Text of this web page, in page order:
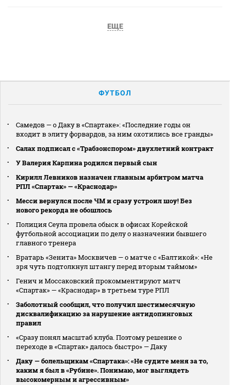
ЕЩЕ
ФУТБОЛ
Самедов — о Даку в «Спартаке»: «Последние годы он
входит в элиту форвардов, за ним охотились все гранды»
Салах подписал с «Трабзонспором» двухлетний контракт
У Валерия Карпина родился первый сын
Кирилл Левников назначен главным арбитром матча
РПЛ «Спартак» — «Краснодар»
Месси вернулся после ЧМ и сразу устроил шоу! Без
нового рекорда не обошлось
Полиция Сеула провела обыск в офисах Корейской
футбольной ассоциации по делу о назначении бывшего
главного тренера
Вратарь «Зенита» Москвичев — о матче с «Балтикой»: «Не
зря чуть подтолкнул штангу перед вторым таймом»
Генич и Моссаковский прокомментируют матч
«Спартак» — «Краснодар» в третьем туре РПЛ
Заболотный сообщил, что получил шестимесячную
дисквалификацию за нарушение антидопинговых
правил
«Сразу понял масштаб клуба. Поэтому решение о
переходе в «Спартак» далось быстро» — Даку
Даку — болельщикам «Спартака»: «Не судите меня за то,
каким я был в «Рубине». Понимаю, мог выглядеть
высокомерным и агрессивным»